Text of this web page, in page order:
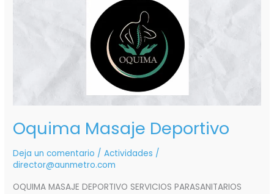
Oquima Masaje Deportivo
Deja un comentario /Actividades /
director@aunmetro.com
OQUIMA MASAJE DEPORTIVO SERVICIOS PARASANITARIOS